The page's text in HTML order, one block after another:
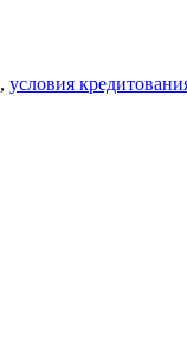
, условия